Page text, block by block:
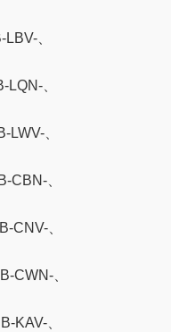
、
、
、
CBN-、
CNV-、
CWN-、
KAV-、